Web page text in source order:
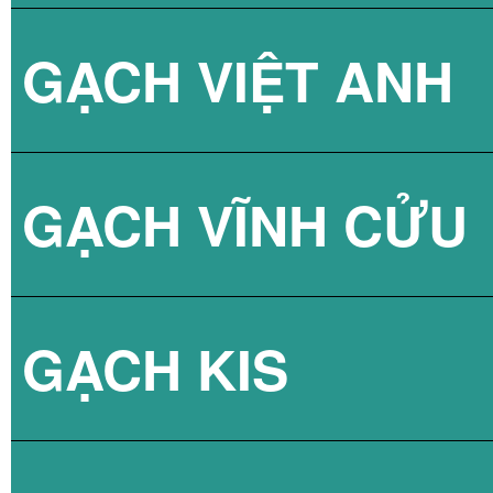
GẠCH THANH
GẠCH VÂN XI
GẠCH VÂN XI
GẠCH VÂN XI
GẠCH VIỆT ANH
GẠCH VĨNH CỬU
GẠCH KIS